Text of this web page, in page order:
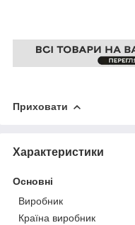
Приховати
Характеристики
Основні
Виробник
Країна виробник